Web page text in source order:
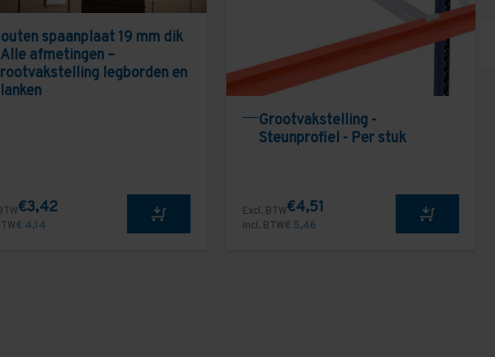
spaanplaat 19 mm dik
afmetingen –
legborden en
€3,42
€ 4,14
Grootvakstelling -
Steunprofiel - Per stuk
Excl. BTW€4,51
Incl. BTW€ 5,46